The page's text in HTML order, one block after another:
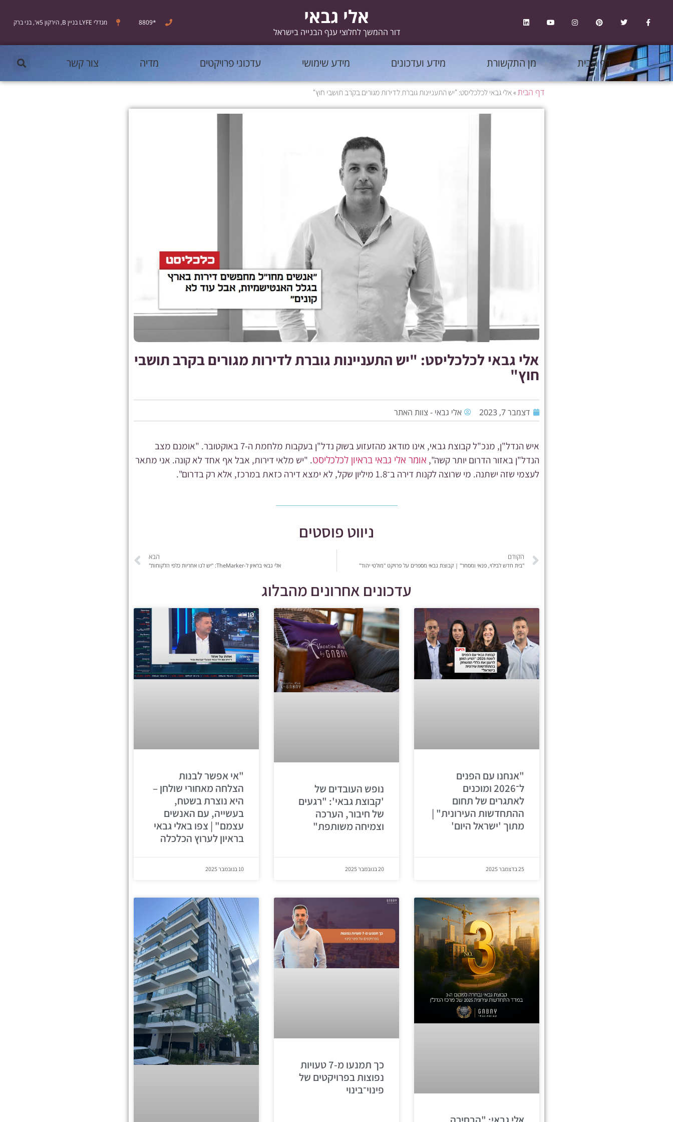
אלי גבאי
דור ההמשך לחלוצי ענף הבנייה בישראל
*8809 מגדלי LYFE בניין B, הירקון 5א', בני ברק
דף הבית מן התקשורת מידע ועדכונים מידע שימושי עדכוני פרויקטים מדיה צור קשר
דף הבית»אלי גבאי לכלכליסט: "יש התעניינות גוברת לדירות מגורים בקרב תושבי חוץ"
אלי גבאי לכלכליסט: "יש התעניינות גוברת לדירות מגורים בקרב תושבי
חוץ"
דצמבר 7, 2023 אלי גבאי - צוות האתר
איש הנדל"ן, מנכ"ל קבוצת גבאי, אינו מודאג מהזעזוע בשוק נדל"ן בעקבות מלחמת ה-7 באוקטובר. "אומנם מצב
הנדל"ן באזור הדרום יותר קשה", אומר אלי גבאי בראיון לכלכליסט. "יש מלאי דירות, אבל אף אחד לא קונה. אני מתאר
לעצמי שזה ישתנה. מי שרוצה לקנות דירה ב־1.8 מיליון שקל, לא ימצא דירה כזאת במרכז, אלא רק בדרום".
ניווט פוסטים
הקודם
"בית חדש לבילוי, פנאי ומסחר" | קבוצת גבאי מספרים על פרויקט "מולטי יהוד"
הבא
אלי גבאי בראיון ל-TheMarker: "יש לנו אחריות כלפי הלקוחות"
עדכונים אחרונים מהבלוג
"אנחנו עם הפנים
ל־2026 ומוכנים
לאתגרים של תחום
ההתחדשות העירונית" |
מתוך 'ישראל היום'
25 בדצמבר 2025
נופש העובדים של
'קבוצת גבאי': "רגעים
של חיבור, הערכה
וצמיחה משותפת"
20 בנובמבר 2025
"אי אפשר לבנות
הצלחה מאחורי שולחן –
היא נוצרת בשטח,
בעשייה, עם האנשים
עצמם" | צפו באלי גבאי
בראיון לערוץ הכלכלה
10 בנובמבר 2025
כך תמנעו מ-7 טעויות
נפוצות בפרויקטים של
פינוי־בינוי